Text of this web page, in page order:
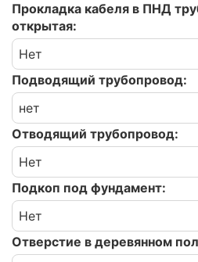
Прокладка кабеля в ПНД
открытая:
Подводящий трубопровод:
Отводящий трубопровод:
Подкоп под фундамент:
Отверстие в деревянном